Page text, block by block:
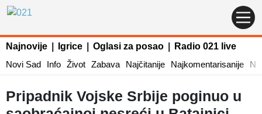
Najnovije Igrice Oglasi za posao
Radio 021 live
Novi Sad
Info Život Zabava Najčitanije Najkomentarisanije
Pripadnik Vojske Srbije poginuo u